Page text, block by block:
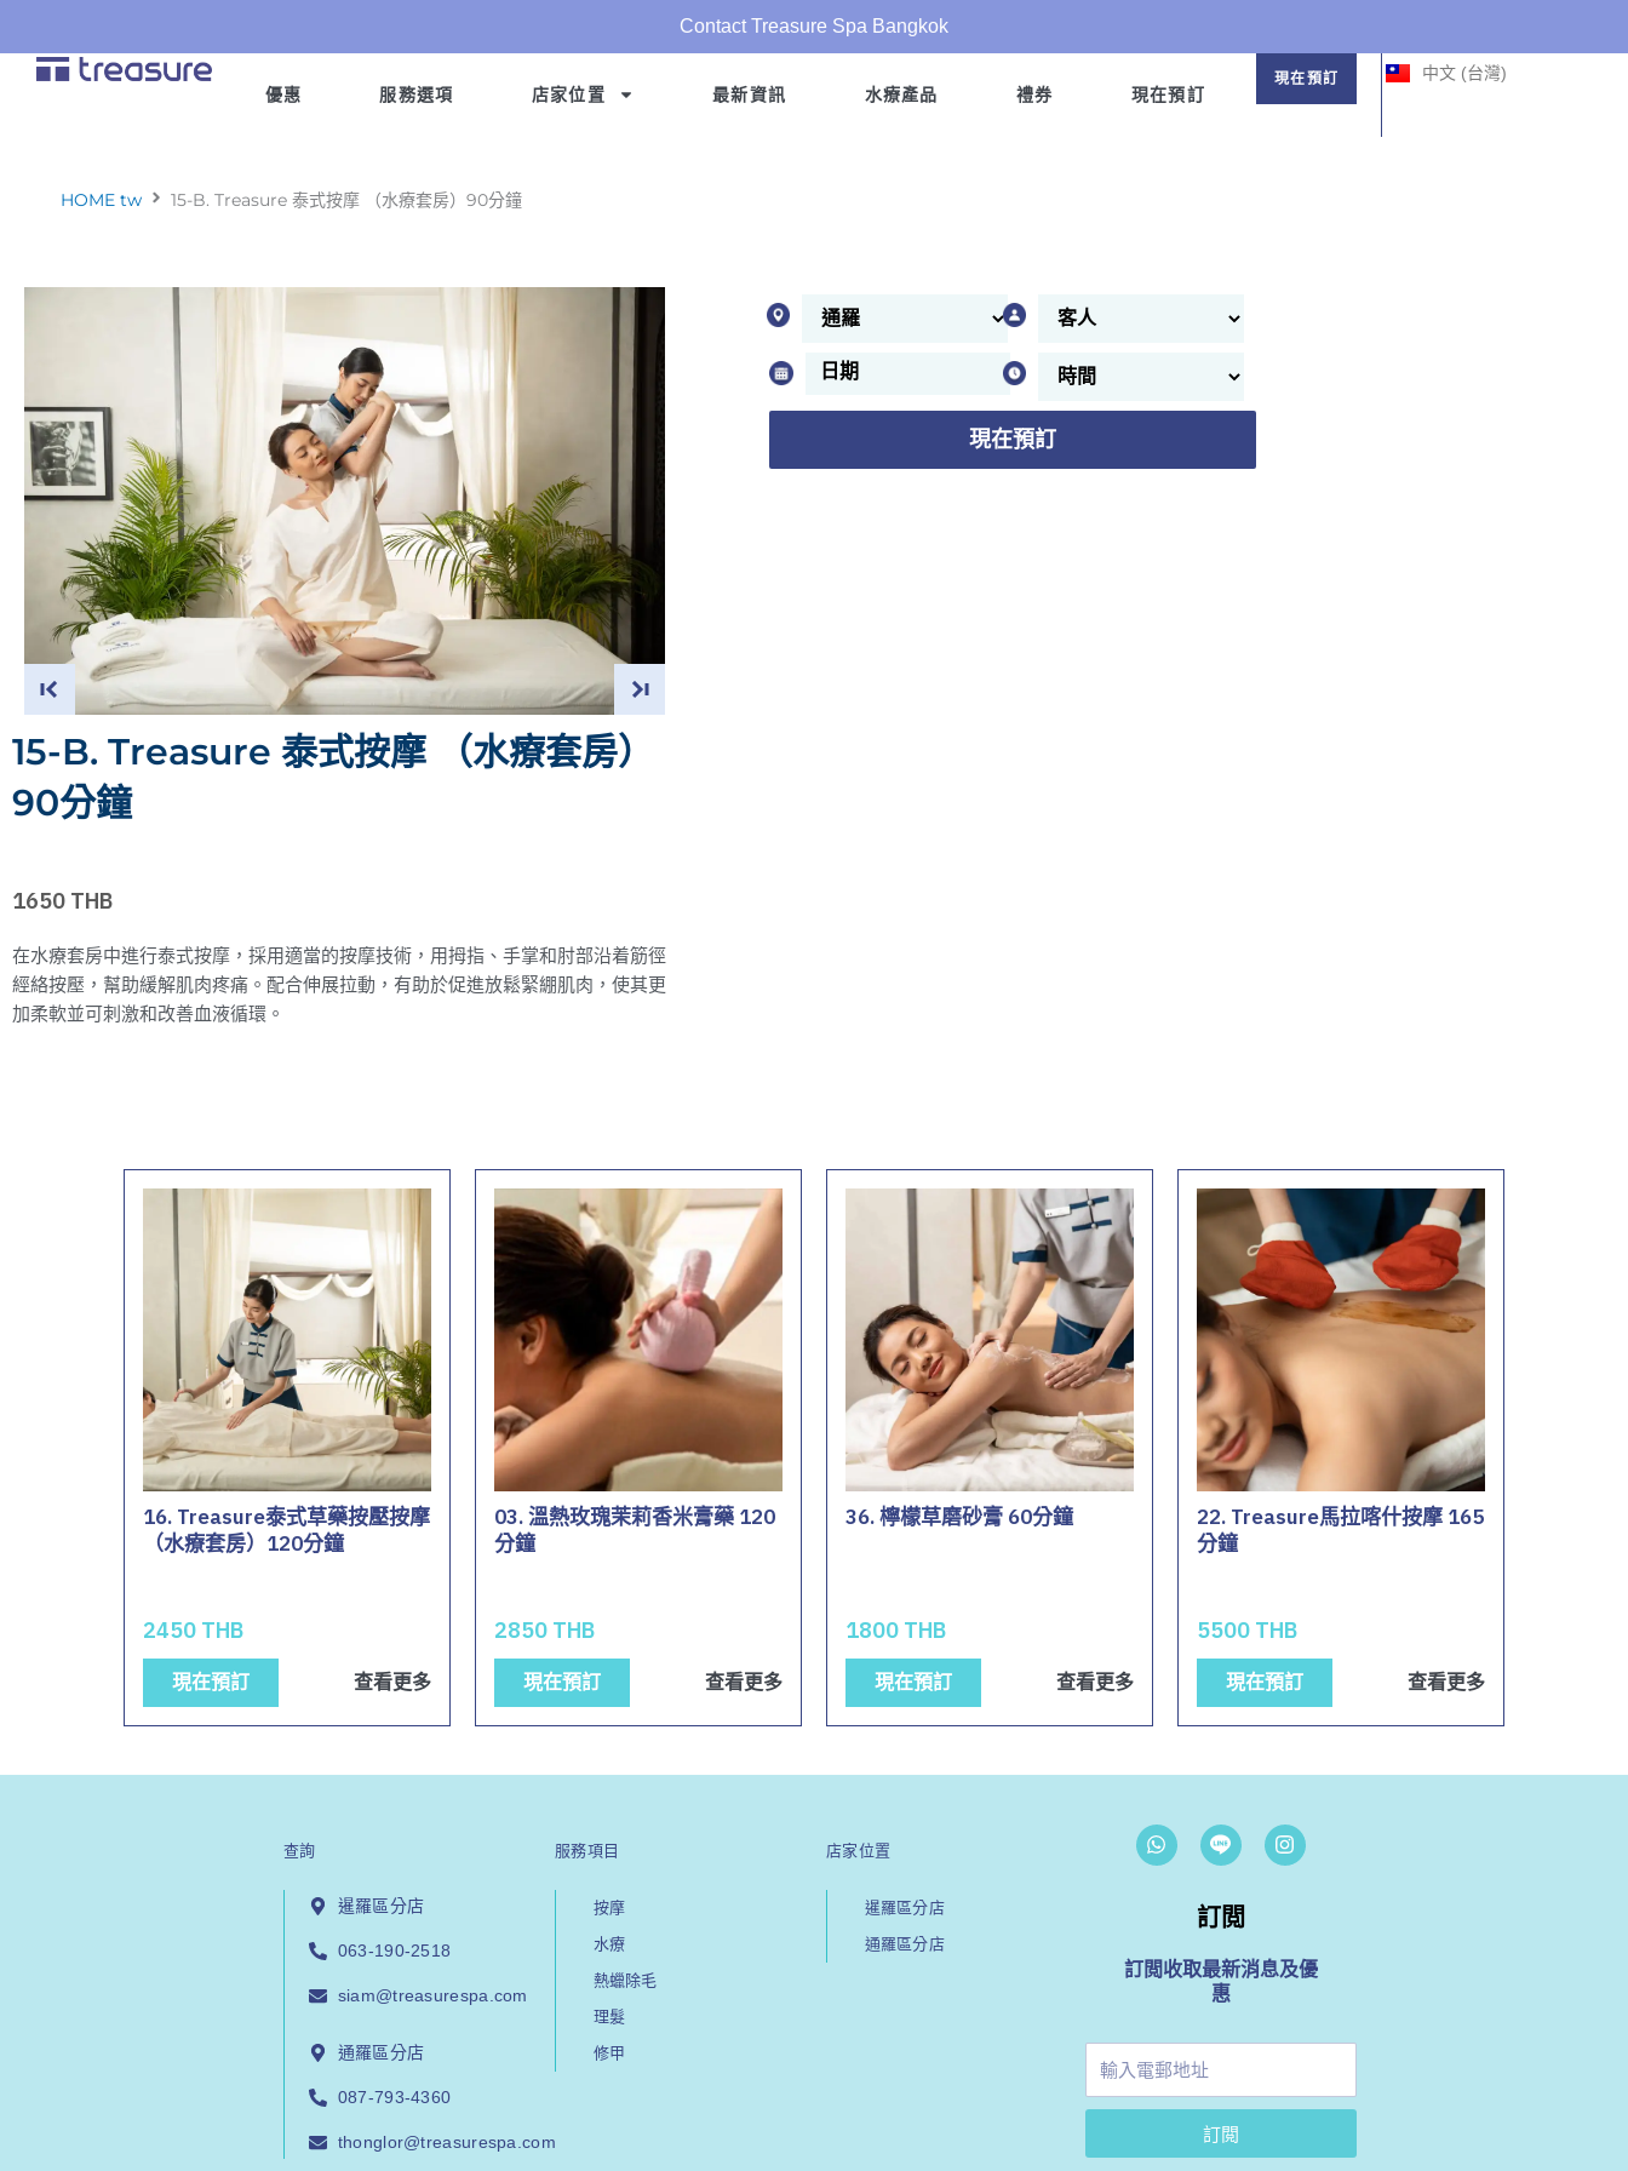
Contact Treasure Spa Bangkok
優惠 服務選項 店家位置 最新資訊 水療產品 禮券 現在預訂
現在預訂 中文 (台灣)
日本語
HOME tw 15-B. Treasure 泰式按摩 （水療套房）90分鐘
15-B. Treasure 泰式按摩 （水療套房）
90分鐘
1650 THB
在水療套房中進行泰式按摩，採用適當的按摩技術，用拇指、手掌和肘部沿着筋徑
經絡按壓，幫助緩解肌肉疼痛。配合伸展拉動，有助於促進放鬆緊綳肌肉，使其更
加柔軟並可刺激和改善血液循環。
現在預訂
16. Treasure泰式草藥按壓按摩
（水療套房）120分鐘
2450 THB
現在預訂 查看更多
03. 溫熱玫瑰茉莉香米膏藥 120
分鐘
2850 THB
現在預訂 查看更多
36. 檸檬草磨砂膏 60分鐘
1800 THB
現在預訂 查看更多
22. Treasure馬拉喀什按摩 165
分鐘
5500 THB
現在預訂 查看更多
查詢
暹羅區分店
063-190-2518
siam@treasurespa.com
通羅區分店
087-793-4360
thonglor@treasurespa.com
服務項目
按摩
水療
熱蠟除毛
理髮
修甲
店家位置
暹羅區分店
通羅區分店
W
h
a
p
p
I
n
s
r
a
訂閲
訂閲收取最新消息及優
惠
電
訂閲